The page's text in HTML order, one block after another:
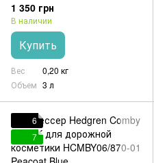
1 350 грн
В наличии
Купить
Вес
0,20 кг
Объем 3 л
6
7